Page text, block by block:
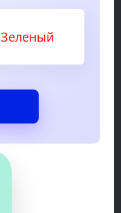
Зеленый